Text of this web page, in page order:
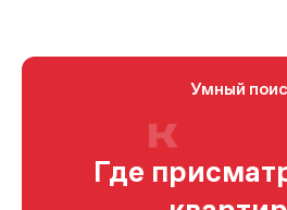
Умный
Где